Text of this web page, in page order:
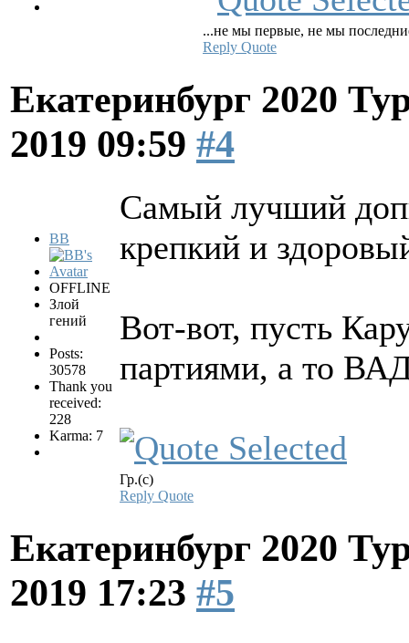
...не мы первые, не мы
Reply Quote
Екатеринбург 2020
2019 09:59 #4
BB
OFFLINE
Злой
гений
Posts:
30578
Thank you
received:
228
Karma: 7
Самый лучший
крепкий и
Вот-вот, пусть
партиями, а то
Гр.(с)
Reply Quote
Екатеринбург 2020
2019 17:23 #5